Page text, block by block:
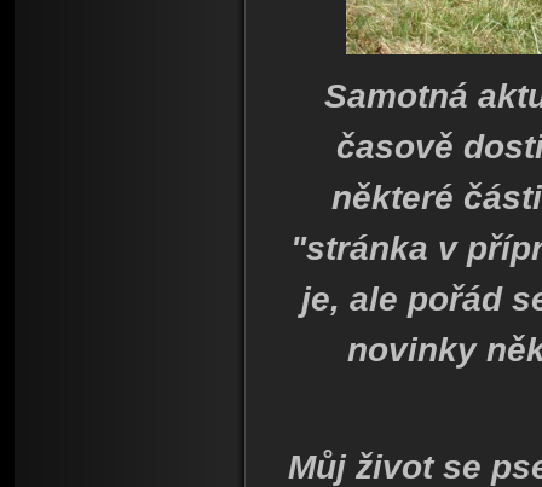
Samotná
časově
některé
"stránka v
je, ale pořád
novinky
Můj život se